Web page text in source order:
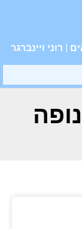
רוני ויינברגר